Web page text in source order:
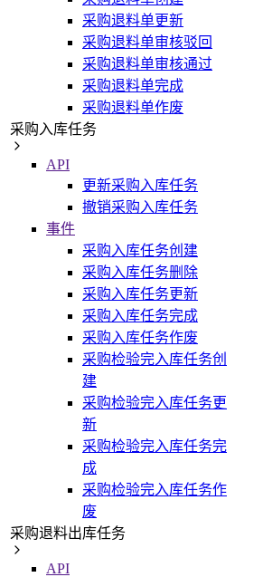
采购退料单更新
采购退料单审核驳回
采购退料单审核通过
采购退料单完成
采购退料单作废
采购入库任务
API
更新采购入库任务
撤销采购入库任务
事件
采购入库任务创建
采购入库任务删除
采购入库任务更新
采购入库任务完成
采购入库任务作废
采购检验完入库任务创
建
采购检验完入库任务更
新
采购检验完入库任务完
成
采购检验完入库任务作
废
采购退料出库任务
API